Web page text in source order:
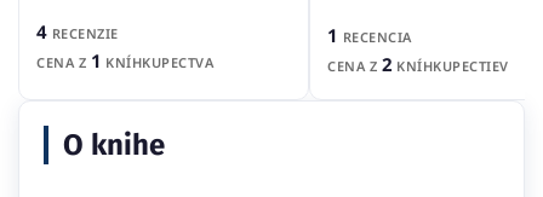
4 RECENZIE
CENA Z 1 KNÍHKUPECTVA
1 RECENCIA
CENA Z 2 KNÍHKUPECTIEV
O knihe